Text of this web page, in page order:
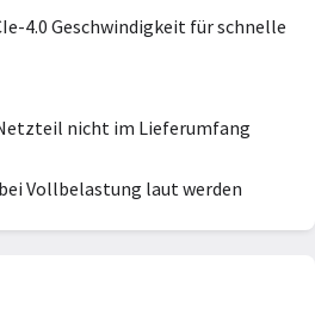
4.0 Geschwindigkeit für schnelle
nicht im Lieferumfang
Vollbelastung laut werden